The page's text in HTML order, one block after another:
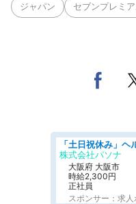
ジャパン セブンプレミア
株式会社パソナ
大阪府 大阪市
時給2,300円
正社員
スポンサー：求人